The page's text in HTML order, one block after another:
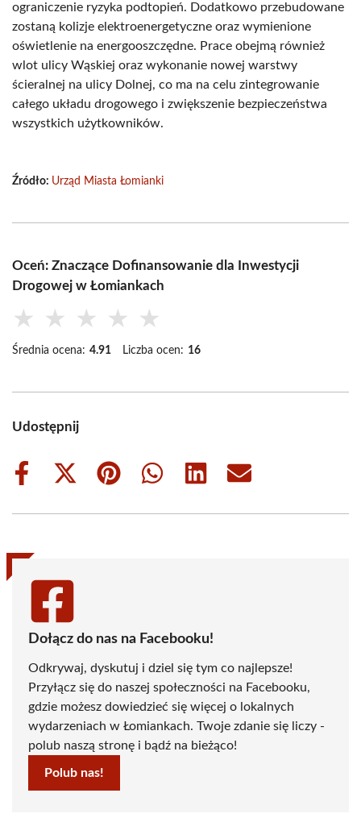
ograniczenie ryzyka podtopień. Dodatkowo przebudowane
zostaną kolizje elektroenergetyczne oraz wymienione
oświetlenie na energooszczędne. Prace obejmą również
wlot ulicy Wąskiej oraz wykonanie nowej warstwy
ścieralnej na ulicy Dolnej, co ma na celu zintegrowanie
całego układu drogowego i zwiększenie bezpieczeństwa
wszystkich użytkowników.
Źródło: Urząd Miasta Łomianki
Oceń: Znaczące Dofinansowanie dla Inwestycji
Drogowej w Łomiankach
★ ★ ★ ★ ★
Średnia ocena: 4.91 Liczba ocen: 16
Udostępnij
Share
Share
(Twitter)
Share
Share
Share
Share
Dołącz do nas na Facebooku!
Odkrywaj, dyskutuj i dziel się tym co najlepsze!
Przyłącz się do naszej społeczności na Facebooku,
gdzie możesz dowiedzieć się więcej o lokalnych
wydarzeniach w Łomiankach. Twoje zdanie się liczy -
polub naszą stronę i bądź na bieżąco!
Polub nas!